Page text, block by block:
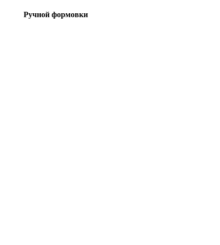
Ручной формовки